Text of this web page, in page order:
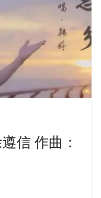
信 作曲：